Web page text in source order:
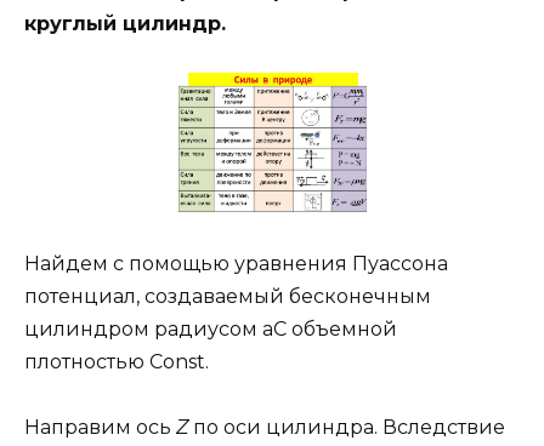
круглый цилиндр.
Найдем с помощью уравнения Пуассона
потенциал, создаваемый бесконечным
цилиндром радиусом aС объемной
плотностью Const.
Направим ось Zпо оси цилиндра. Вследствие